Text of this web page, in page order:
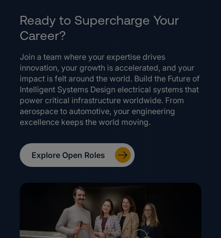
Ready to Supercharge Your
Career?
Join a team where your expertise drives
innovation, your growth is accelerated, and your
impact is felt around the world. Build the Future of
Intelligent Systems Design electrical systems that
power critical infrastructure worldwide. From
aerospace to automotive, your engineering
excellence keeps the world moving.
Explore Open Roles